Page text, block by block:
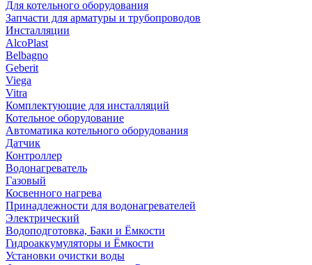
Для котельного оборудования
Запчасти для арматуры и трубопроводов
Инсталляции
AlcoPlast
Belbagno
Geberit
Viega
Vitra
Комплектующие для инсталляций
Котельное оборудование
Автоматика котельного оборудования
Датчик
Контроллер
Водонагреватель
Газовый
Косвенного нагрева
Принадлежности для водонагревателей
Электрический
Водоподготовка, Баки и Ёмкости
Гидроаккумуляторы и Ёмкости
Установки очистки воды